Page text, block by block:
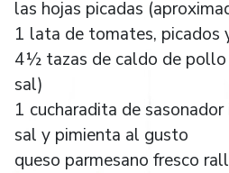
las hojas picadas
1 lata de tomates, picados
4½ tazas de caldo de pollo
sal)
1 cucharadita de
sal y pimienta al gusto
queso parmesano fresco